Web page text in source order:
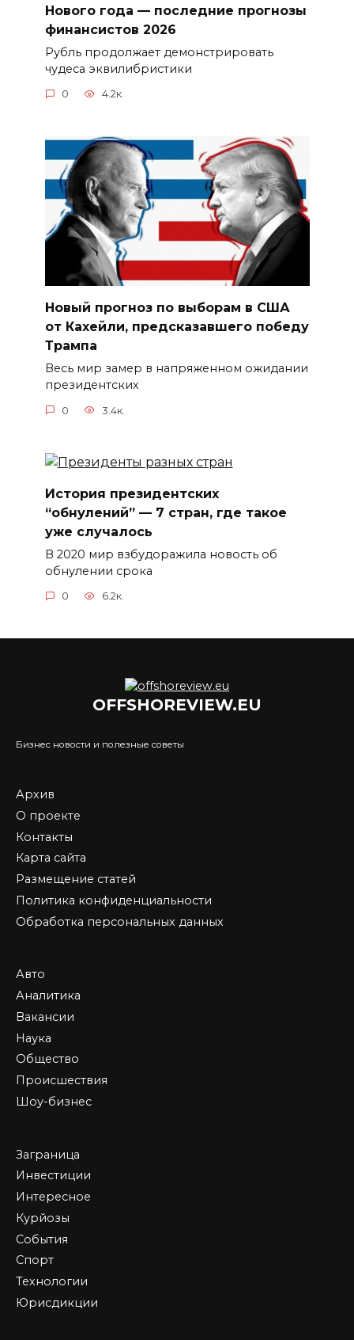
Нового года — последние прогнозы
финансистов 2026
Рубль продолжает демонстрировать
чудеса эквилибристики
0 4.2к.
Новый прогноз по выборам в США
от Кахейли, предсказавшего победу
Трампа
Весь мир замер в напряженном ожидании
президентских
0 3.4к.
История президентских
“обнулений” — 7 стран, где такое
уже случалось
В 2020 мир взбудоражила новость об
обнулении срока
0 6.2к.
OFFSHOREVIEW.EU
Бизнес новости и полезные советы
Архив
О проекте
Контакты
Карта сайта
Размещение статей
Политика конфиденциальности
Обработка персональных данных
Авто
Аналитика
Вакансии
Наука
Общество
Происшествия
Шоу-бизнес
Заграница
Инвестиции
Интересное
Курйозы
События
Спорт
Технологии
Юрисдикции